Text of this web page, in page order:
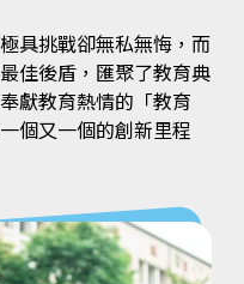
具挑戰卻無私無悔，而
佳後盾，匯聚了教育典
獻教育熱情的「教育
個又一個的創新里程